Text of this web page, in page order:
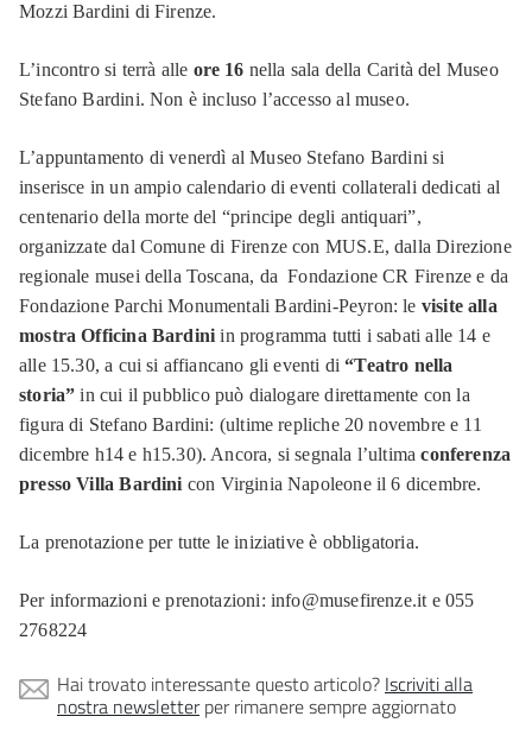
Mozzi Bardini di Firenze.
L’incontro si terrà alle ore 16 nella sala della Carità del Museo
Stefano Bardini. Non è incluso l’accesso al museo.
L’appuntamento di venerdì al Museo Stefano Bardini si
inserisce in un ampio calendario di eventi collaterali dedicati al
centenario della morte del “principe degli antiquari”,
organizzate dal Comune di Firenze con MUS.E, dalla Direzione
regionale musei della Toscana, da Fondazione CR Firenze e da
Fondazione Parchi Monumentali Bardini-Peyron: le visite alla
mostra Officina Bardini in programma tutti i sabati alle 14 e
alle 15.30, a cui si affiancano gli eventi di“Teatro nella
storia” in cui il pubblico può dialogare direttamente con la
figura di Stefano Bardini: (ultime repliche 20 novembre e 11
dicembre h14 e h15.30). Ancora, si segnala l’ultimaconferenza
presso Villa Bardini con Virginia Napoleone il 6 dicembre.
La prenotazione per tutte le iniziative è obbligatoria.
Per informazioni e prenotazioni: info@musefirenze.it e 055
2768224
Hai trovato interessante questo articolo? Iscriviti alla
nostra newsletterper rimanere sempre aggiornato